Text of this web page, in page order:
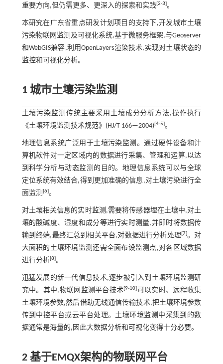
重要方向,但仍需更多、更深入的探索和实践[2-3]。
本研究在广东省重点研发计划项目的支持下,开发城市土壤
污染物联网监测及可视化系统,基于微服务框架,与Geoserver
和WebGIS兼容,利用OpenLayers渲染技术,实现对土壤状态的
监控和可视化分析。
1 城市土壤污染监测
土壤污染监测传统主要采用土壤成分分析方法,操作执行
《土壤环境监测技术规范》(HJ/T 166—2004)[4-5]。
地理信息系统广泛用于土壤污染监测。通过硬件设备和计
算机软件对一定区域内的数据进行采集、管理和运算,以达
到科学分析与动态监测的目的。地理信息系统可以与全球
定位系统有效结合,得到更加准确的信息,对土壤污染进行全
面监测 [6]。
对土壤相关信息的实时监测,需要将传感器埋在土壤中,对土
壤的酸碱度、湿度和成分等进行实时测量,并即时将数据传
输到终端,最终汇总到相关平台,对数据进行分析处理[7]。对
大面积的土壤环境监测还需全面布设监测点,对各区域数据
进行分析[8]。
迅猛发展的新一代信息技术,逐步被引入到土壤环境监测研
究中。其中,物联网监测平台技术[9-10] 可以实时、远程收集
土壤环境参数,然后借助无线通信传输技术,把土壤环境参数
传到中控平台或云平台处理。土壤环境监测中采集到的数
据通常是海量的,因此大数据分析和可视化变得十分必要。
2 基于EMQX架构的物联网平台